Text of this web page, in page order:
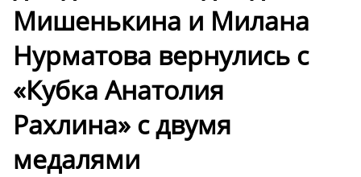
Мишенькина и Милана
Нурматова вернулись с
«Кубка Анатолия
Рахлина» с двумя
медалями